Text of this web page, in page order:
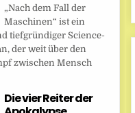
„Nach dem Fall der
Maschinen“ ist ein
tiefgründiger Science-
der weit über den
zwischen Mensch
Die vier Reiter der